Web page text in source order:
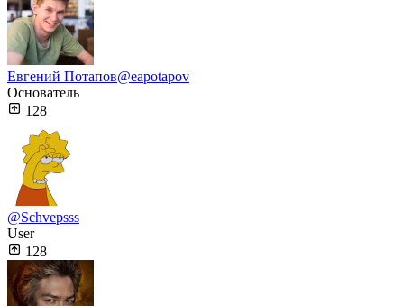
Евгений Потапов@eapotapov
Основатель
128
@Schvepsss
User
128